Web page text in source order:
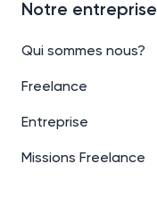
Notre entreprise
Qui sommes nous?
Freelance
Entreprise
Missions Freelance